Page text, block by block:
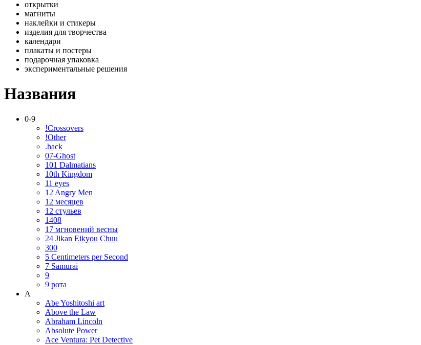
открытки
магниты
наклейки и стикеры
изделия для творчества
календари
плакаты и постеры
подарочная упаковка
экспериментальные решения
Названия
0-9
!Crossovers
!Other
.hack
07-Ghost
101 Dalmatians
10th Kingdom
11 eyes
12 Angry Men
12 месяцев
12 стульев
1408
17 мгновений весны
24 Jikan Eikyou Chuu
300
5 Centimeters per Second
7 Samurai
9
9 рота
A
Abe Yoshitoshi art
Above the Law
Abraham Lincoln
Absolute Power
Ace Ventura: Pet Detective